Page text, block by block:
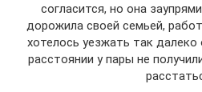
согласится, но она
дорожила своей семьей,
хотелось уезжать так
расстоянии у пары не